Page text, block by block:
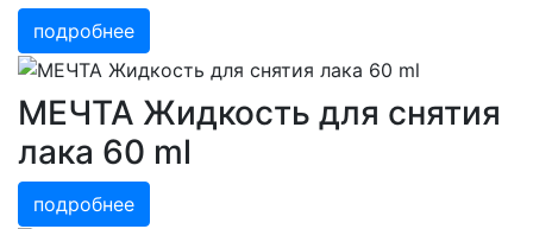
подробнее
МЕЧТА Жидкость для снятия
лака 60 ml
подробнее